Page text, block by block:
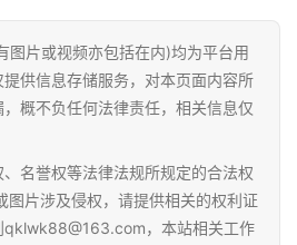
图片或视频亦包括在内)均为平台用
供信息存储服务，对本页面内容所
概不负任何法律责任，相关信息仅
名誉权等法律法规所规定的合法权
图片涉及侵权，请提供相关的权利证
qklwk88@163.com，本站相关工作